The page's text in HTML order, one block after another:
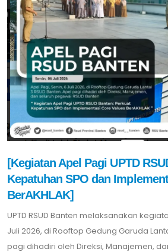
[Kegiatan Apel Pagi UPTD
Kepatuhan SPO dan
BerAKHLAK]
UPTD RSUD Banten melaksanakan
Juli 2026, di Rooftop Gedung Garuda
pagi dihadiri oleh Direksi, Manajemen,